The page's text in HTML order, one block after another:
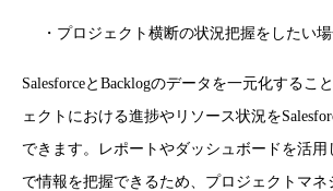
・プロジェクト横断の状況把握をしたい
SalesforceとBacklogのデータを一元化するこ
ェクトにおける進捗やリソース状況を
できます。レポートやダッシュボードを活用
で情報を把握できるため、プロジェクトマネ